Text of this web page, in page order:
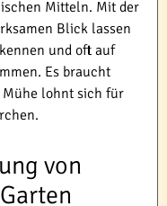
Mitteln. Mit der
Blick lassen
und oft auf
Es braucht
Mühe lohnt sich für
von